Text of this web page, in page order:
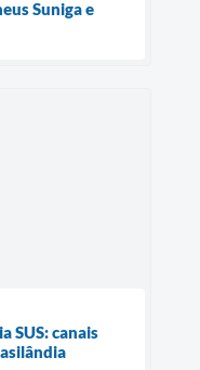
Suniga e
SUS: canais